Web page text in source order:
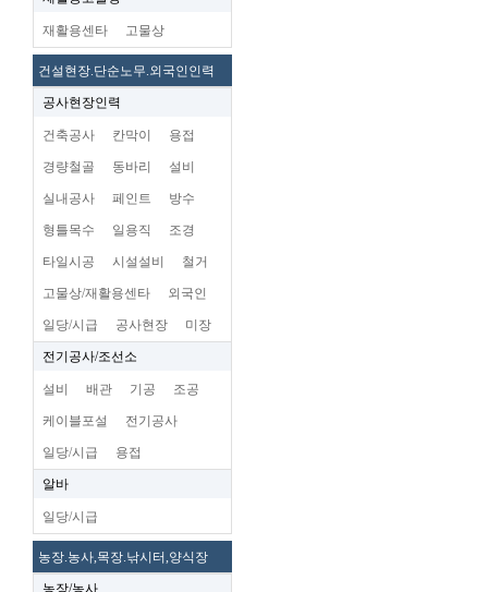
재활용센타 고물상
건설현장.단순노무.외국인인력
공사현장인력
건축공사 칸막이 용접
경량철골 동바리 설비
실내공사 페인트 방수
형틀목수 일용직 조경
타일시공 시설설비 철거
고물상/재활용센타 외국인
일당/시급 공사현장 미장
전기공사/조선소
설비 배관 기공 조공
케이블포설 전기공사
일당/시급 용접
알바
일당/시급
농장.농사,목장.낚시터,양식장
농장/농사